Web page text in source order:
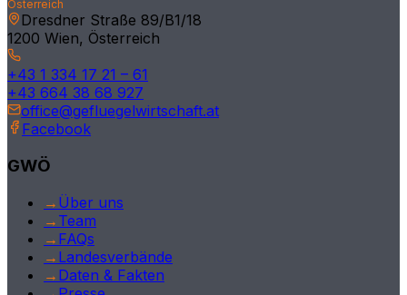
Salzburg
Tirol
Kärnten
Vorarlberg
Burgenland
International
Österreich
Dresdner Straße 89/B1/18
1200 Wien, Österreich
+43 1 334 17 21 – 61
+43 664 38 68 927
office@gefluegelwirtschaft.at
Facebook
GWÖ
→ Über uns
→ Team
→ FAQs
→ Landesverbände
→ Daten & Fakten